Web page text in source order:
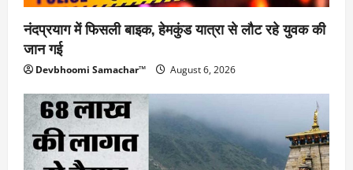
नंदप्रयाग में फिसली बाइक, हेमकुंड यात्रा से लौट रहे युवक की
जान गई
Devbhoomi Samachar™ August 6, 2026